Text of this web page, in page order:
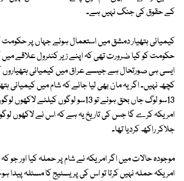
کے حقوق کی جنگ نہیں ہے۔
کیمیائی ہتھیار دمشق میں استعمال ہوئے جہاں پر حکومت
حکومت کو کیا ضرورت تھی کہ اپنے زیر کنٹرول علاقے میں
ایسی ہی صورتحال ہے جیسے عراق میں کیمیائی ہتھیاروں کا
کچھ نہیں۔ اگر یہ مان بھی لیا جائے کہ شام میں کیمیائی
13سو لوگ جاں بحق ہوئے تو 13سو لوگوں
امریکہ کرے گا جس کی تاریخ یہ ہے کہ اس نے لاکھوں
جلاکر راکھ کردیا تھا۔
موجودہ حالات میں اگر امریکہ نے شام پر حملہ کیا اور جو
امریکہ حملہ نہیں کرتا تو اس کی پریسٹیج کا مسئلہ پیدا